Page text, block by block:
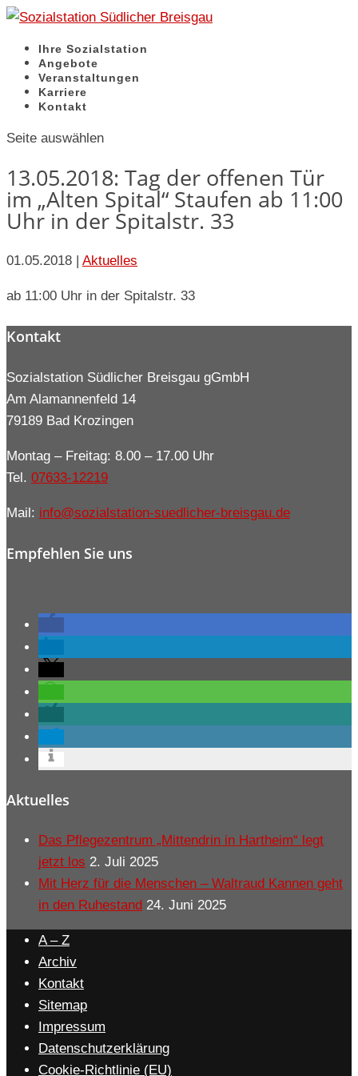
Ihre Sozialstation
Angebote
Veranstaltungen
Karriere
Kontakt
Seite auswählen
13.05.2018: Tag der offenen Tür
im „Alten Spital“ Staufen ab 11:00
Uhr in der Spitalstr. 33
01.05.2018 | Aktuelles
ab 11:00 Uhr in der Spitalstr. 33
Kontakt
Sozialstation Südlicher Breisgau gGmbH
Am Alamannenfeld 14
79189 Bad Krozingen
Montag – Freitag: 8.00 – 17.00 Uhr
Tel. 07633-12219
Mail: info@sozialstation-suedlicher-breisgau.de
Empfehlen Sie uns
Aktuelles
Das Pflegezentrum „Mittendrin in Hartheim“ legt
jetzt los 2. Juli 2025
Mit Herz für die Menschen – Waltraud Kannen geht
in den Ruhestand 24. Juni 2025
A – Z
Archiv
Kontakt
Sitemap
Impressum
Datenschutzerklärung
Cookie-Richtlinie (EU)